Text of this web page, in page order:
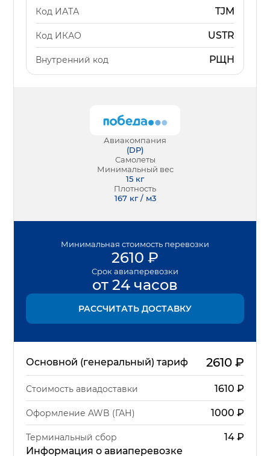
Код ИАТА TJM
Код ИКАО USTR
Внутренний код РЩН
Авиакомпания
(DP)
Самолеты
Минимальный вес
15 кг
Плотность
167 кг / м3
Минимальная стоимость перевозки
2610 ₽
Срок авиаперевозки
от 24 часов
РАССЧИТАТЬ ДОСТАВКУ
Основной (генеральный) тариф 2610₽
Стоимость авиадоставки 1610 ₽
Оформление AWB (ГАН) 1000 ₽
Терминальный сбор 14₽
Информация о авиаперевозке